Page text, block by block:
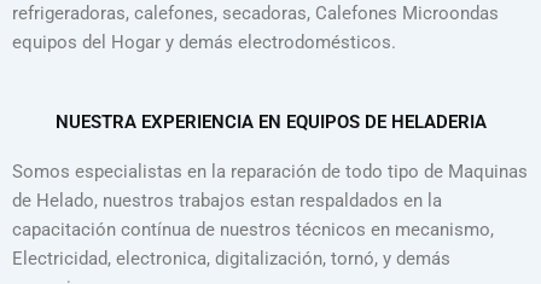
refrigeradoras, calefones, secadoras, Calefones Microondas
equipos del Hogar y demás electrodomésticos.
NUESTRA EXPERIENCIA EN EQUIPOS DE HELADERIA
Somos especialistas en la reparación de todo tipo de Maquinas
de Helado, nuestros trabajos estan respaldados en la
capacitación contínua de nuestros técnicos en mecanismo,
Electricidad, electronica, digitalización, tornó, y demás